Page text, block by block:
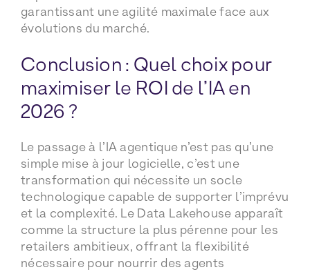
garantissant une agilité maximale face aux
évolutions du marché.
Conclusion : Quel choix pour
maximiser le ROI de l’IA en
2026 ?
Le passage à l’IA agentique n’est pas qu’une
simple mise à jour logicielle, c’est une
transformation qui nécessite un socle
technologique capable de supporter l’imprévu
et la complexité. Le Data Lakehouse apparaît
comme la structure la plus pérenne pour les
retailers ambitieux, offrant la flexibilité
nécessaire pour nourrir des agents